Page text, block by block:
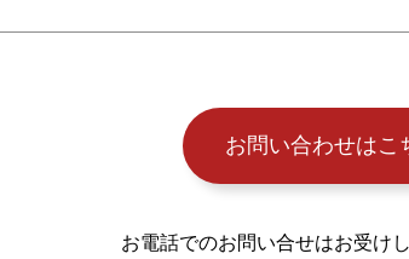
お問い合わせはこ
お電話でのお問い合せはお受け